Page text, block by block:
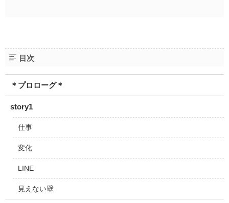
目次
＊プロローグ＊
story1
仕事
変化
LINE
見えない壁